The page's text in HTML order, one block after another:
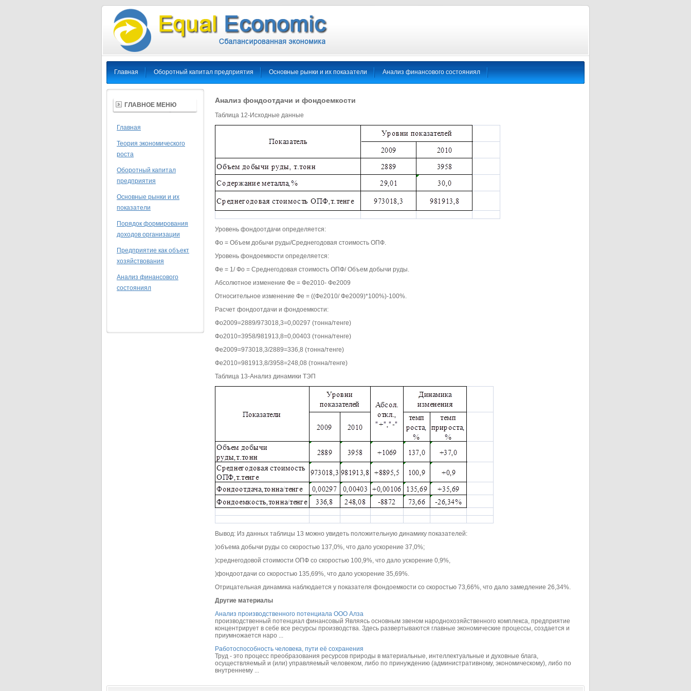
Главная Оборотный капитал предприятия Основные рынки и их показатели Анализ финансового состояниял
Анализ фондоотдачи и фондоемкости
Таблица 12-Исходные данные
Уровень фондоотдачи определяется:
Фо = Объем добычи руды/Среднегодовая стоимость ОПФ.
Уровень фондоемкости определяется:
Фе = 1/ Фо = Среднегодовая стоимость ОПФ/ Объем добычи руды.
Абсолютное изменение Фе = Фе2010- Фе2009
Относительное изменение Фе = ((Фе2010/ Фе2009)*100%)-100%.
Расчет фондоотдачи и фондоемкости:
Фо2009=2889/973018,3=0,00297 (тонна/тенге)
Фо2010=3958/981913,8=0,00403 (тонна/тенге)
Фе2009=973018,3/2889=336,8 (тонна/тенге)
Фе2010=981913,8/3958=248,08 (тонна/тенге)
Таблица 13-Анализ динамики ТЭП
Вывод: Из данных таблицы 13 можно увидеть положительную динамику показателей:
)объема добычи руды со скоростью 137,0%, что дало ускорение 37,0%;
)среднегодовой стоимости ОПФ со скоростью 100,9%, что дало ускорение 0,9%,
)фондоотдачи со скоростью 135,69%, что дало ускорение 35,69%.
Отрицательная динамика наблюдается у показателя фондоемкости со скоростью 73,66%, что дало замедление 26,34%.
Другие материалы
Анализ производственного потенциала ООО Алза
производственный потенциал финансовый Являясь основным звеном народнохозяйственного комплекса, предприятие
концентрирует в себе все ресурсы производства. Здесь развертываются главные экономические процессы, создается и
приумножается наро ...
Работоспособность человека, пути её сохранения
Труд - это процесс преобразования ресурсов природы в материальные, интеллектуальные и духовные блага,
осуществляемый и (или) управляемый человеком, либо по принуждению (административному, экономическому), либо по
внутреннему ...
ГЛАВНОЕ МЕНЮ
Главная
Теория экономического
роста
Оборотный капитал
предприятия
Основные рынки и их
показатели
Порядок формирования
доходов организации
Предприятие как объект
хозяйствования
Анализ финансового
состояниял